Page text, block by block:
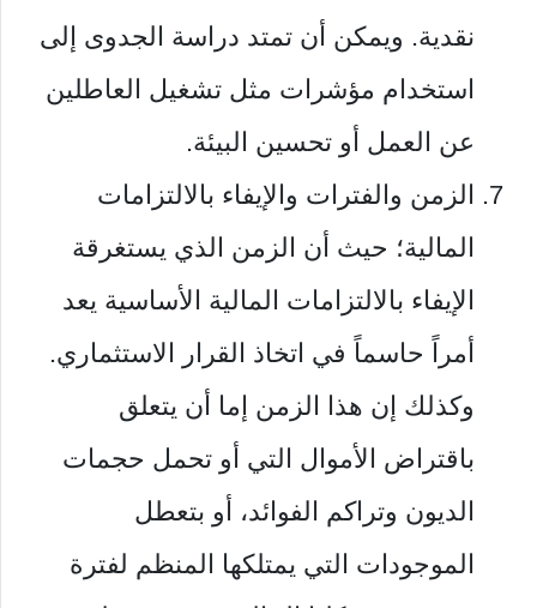
نقدية. ويمكن أن تمتد دراسة الجدوى إلى
استخدام مؤشرات مثل تشغيل العاطلين
عن العمل أو تحسين البيئة.
الزمن والفترات والإيفاء بالالتزامات
المالية؛ حيث أن الزمن الذي يستغرقة
الإيفاء بالالتزامات المالية الأساسية يعد
أمراً حاسماً في اتخاذ القرار الاستثماري.
وكذلك إن هذا الزمن إما أن يتعلق
باقتراض الأموال التي أو تحمل حجمات
الديون وتراكم الفوائد، أو بتعطل
الموجودات التي يمتلكها المنظم لفترة